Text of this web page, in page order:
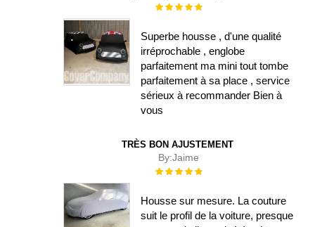
Évaluation :
Superbe housse , d'une qualité
irréprochable , englobe
parfaitement ma mini tout tombe
parfaitement à sa place , service
sérieux à recommander Bien à
vous
TRÈS BON AJUSTEMENT
By:Jaime
Évaluation :
Housse sur mesure. La couture
suit le profil de la voiture, presque